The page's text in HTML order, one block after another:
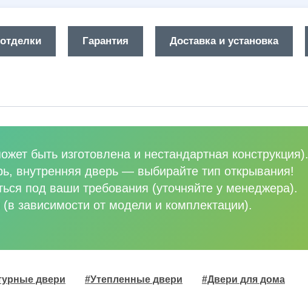
Гарантия Доставка и установка
быть изготовлена и нестандартная конструкция).
внутренняя дверь — выбирайте тип открывания!
под ваши требования (уточняйте у менеджера).
зависимости от модели и комплектации).
двери #Утепленные двери #Двери для дома